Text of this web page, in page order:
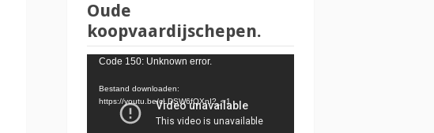
Oude
koopvaardijschepen.
Videospeler
Code 150: Unknown error.
Bestand downloaden:
https://youtu.be/cLDSW6fQXnI?_=1